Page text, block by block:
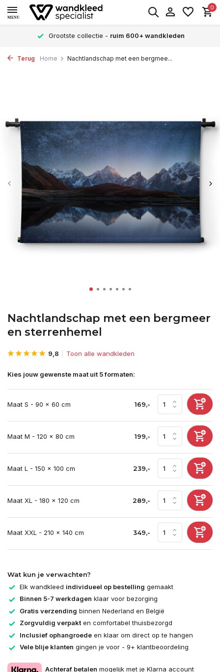
MENU
0
Grootste collectie - ruim 600+ wandkleden
Terug Home Nachtlandschap met een bergmee...
Nachtlandschap met een bergmeer
en sterrenhemel
9,8 Toon alle wandkleden
Kies jouw gewenste maat uit 5 formaten:
Maat S - 90 x 60 cm 169,-
Maat M - 120 x 80 cm 199,-
Maat L - 150 x 100 cm 239,-
Maat XL - 180 x 120 cm 289,-
Maat XXL - 210 x 140 cm 349,-
Wat kun je verwachten?
Elk wandkleed individueel op bestelling gemaakt
Binnen 5-7 werkdagen klaar voor bezorging
Gratis verzending binnen Nederland en België
Zorgvuldig verpakten comfortabel thuisbezorgd
Inclusief ophangroede en klaar om direct op te hangen
Vele blije klanten gingen je voor - 9+ klantbeoordeling
Achteraf betalen mogelijk met je Klarna account